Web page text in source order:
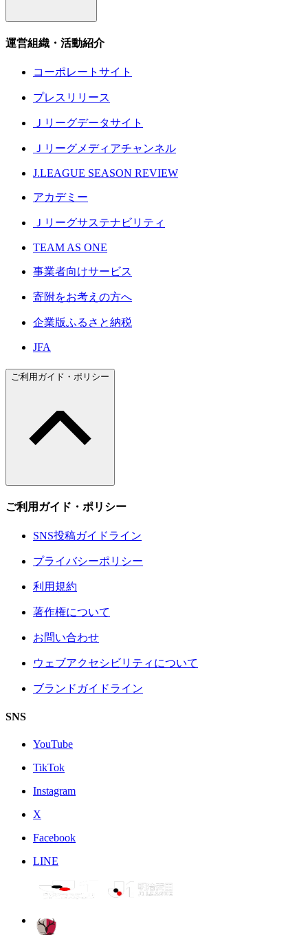
運営組織・活動紹介
コーポレートサイト
プレスリリース
Ｊリーグデータサイト
Ｊリーグメディアチャンネル
J.LEAGUE SEASON REVIEW
アカデミー
Ｊリーグサステナビリティ
TEAM AS ONE
事業者向けサービス
寄附をお考えの方へ
企業版ふるさと納税
JFA
ご利用ガイド・ポリシー
ご利用ガイド・ポリシー
SNS投稿ガイドライン
プライバシーポリシー
利用規約
著作権について
お問い合わせ
ウェブアクセシビリティについて
ブランドガイドライン
SNS
YouTube
TikTok
Instagram
X
Facebook
LINE